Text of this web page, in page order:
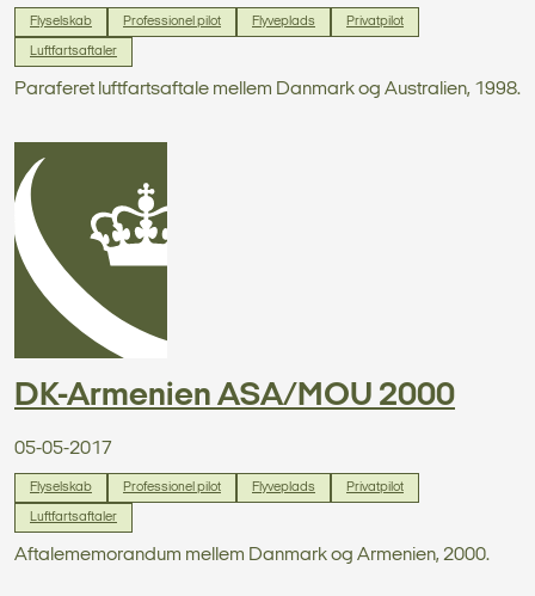
Flyselskab Professionel pilot Flyveplads Privatpilot
Luftfartsaftaler
Paraferet luftfartsaftale mellem Danmark og Australien, 1998.
DK-Armenien ASA/MOU 2000
05-05-2017
Flyselskab Professionel pilot Flyveplads Privatpilot
Luftfartsaftaler
Aftalememorandum mellem Danmark og Armenien, 2000.